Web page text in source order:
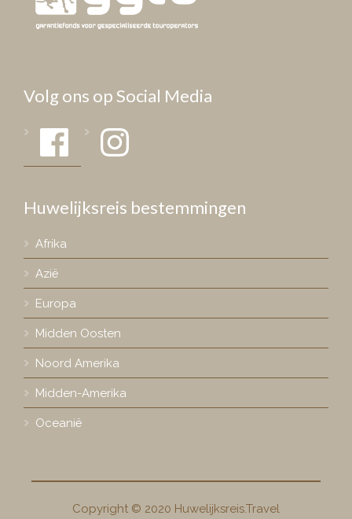
Volg ons op Social Media
Facebook Instagram
Huwelijksreis bestemmingen
Afrika
Azië
Europa
Midden Oosten
Noord Amerika
Midden-Amerika
Oceanië
Copyright © 2020 Huwelijksreis.Travel